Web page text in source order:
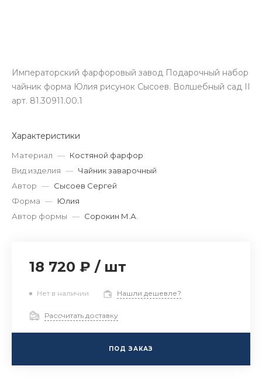
Императорский фарфоровый завод Подарочный набор
чайник форма Юлия рисунок Сысоев. Волшебный сад II
арт. 81.30911.00.1
Характеристики
Материал — Костяной фарфор
Вид изделия — Чайник заварочный
Автор — Сысоев Сергей
Форма — Юлия
Автор формы — Сорокин М.А.
18 720 ₽ / шт
Нет в наличии Нашли дешевле?
Рассчитать доставку
ПОД ЗАКАЗ